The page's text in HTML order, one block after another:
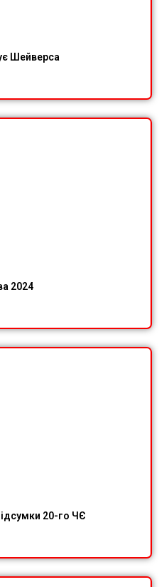
Шейверса
2024
20-го ЧЄ